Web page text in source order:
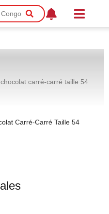
carré-carré taille 54
Carré-Carré Taille 54